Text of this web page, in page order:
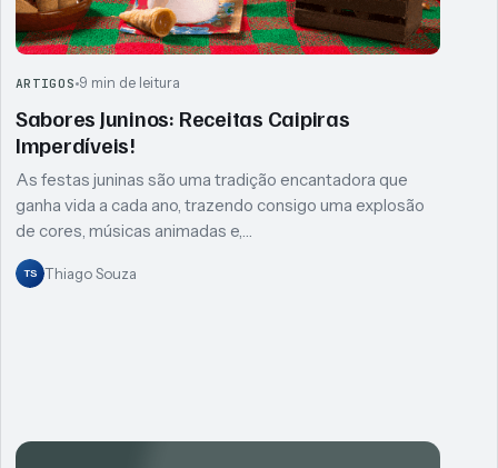
ARTIGOS 9 min de leitura
Sabores Juninos: Receitas Caipiras
Imperdíveis!
As festas juninas são uma tradição encantadora que
ganha vida a cada ano, trazendo consigo uma explosão
de cores, músicas animadas e,…
TS Thiago Souza